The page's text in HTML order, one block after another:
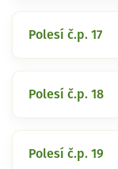
Polesí č.p. 17
Polesí č.p. 18
Polesí č.p. 19